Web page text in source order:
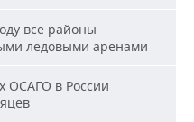
все районы
ледовыми аренами
ОСАГО в России